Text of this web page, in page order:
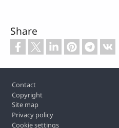
Share
Footer
Contact
Copyright
Site map
Privacy policy
Cookie settings